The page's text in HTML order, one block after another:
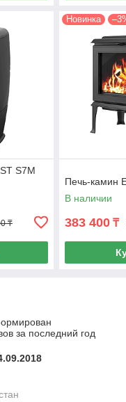
S7М
₸
Новинка
Печь-камин
В наличии
383 400 ₸
за последний год